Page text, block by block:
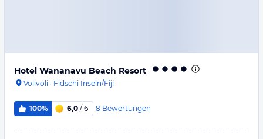
Hotel Wananavu Beach Resort
Volivoli · Fidschi Inseln/Fiji
100% 6,0 / 6 8 Bewertungen